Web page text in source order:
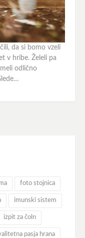
da si bomo vzeli
v hribe. Želeli pa
odlično
foto stojnica
imunski sistem
izpit za čoln
pasja hrana